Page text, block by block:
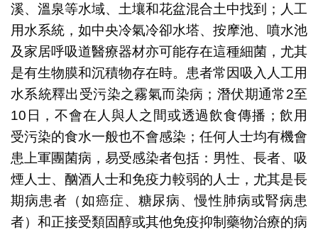
溪、溫泉等水域、土壤和花盆混合土中找到；人工
用水系統，如中央冷氣冷卻水塔、按摩池、噴水池
及家居呼吸道醫療器材亦可能存在這種細菌，尤其
是有生物膜和沉積物存在時。患者常因吸入人工用
水系統釋出受污染之霧氣而染病；潛伏期通常2至
10日，不會在人與人之間或透過飲食傳播；飲用
受污染的食水一般也不會感染；任何人士均有機會
患上軍團菌病，易受感染者包括：男性、長者、吸
煙人士、酗酒人士和免疫力較弱的人士，尤其是長
期病患者（如癌症、糖尿病、慢性肺病或腎病患
者）和正接受類固醇或其他免疫抑制藥物治療的病